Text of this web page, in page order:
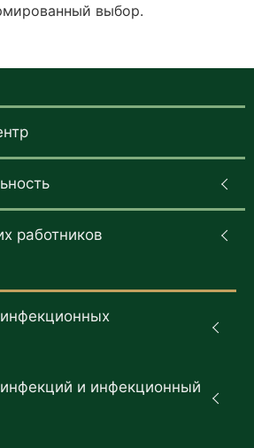
выбор.
работников
и инфекционный